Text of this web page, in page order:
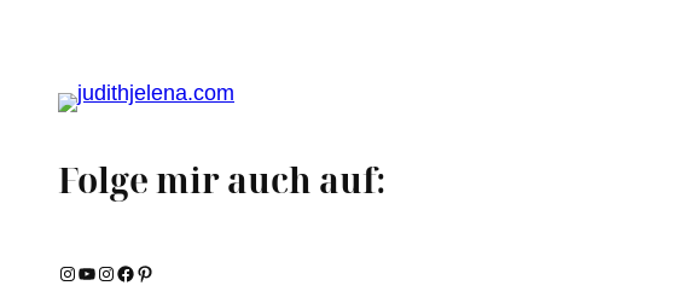
Folge mir auch auf:
Instagram YouTube Instagram Facebook Pinterest